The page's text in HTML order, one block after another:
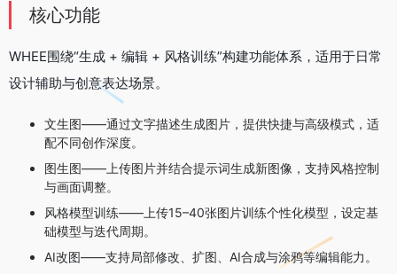
核心功能
WHEE围绕“生成 + 编辑 + 风格训练”构建功能体系，适用于日常
设计辅助与创意表达场景。
文生图——通过文字描述生成图片，提供快捷与高级模式，适
配不同创作深度。
图生图——上传图片并结合提示词生成新图像，支持风格控制
与画面调整。
风格模型训练——上传15–40张图片训练个性化模型，设定基
础模型与迭代周期。
AI改图——支持局部修改、扩图、AI合成与涂鸦等编辑能力。